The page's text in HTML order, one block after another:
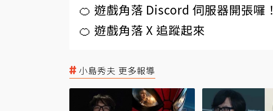
🍊 遊戲角落 Discord 伺服器開張囉！
🍊 遊戲角落 X 追蹤起來
小島秀夫 更多報導